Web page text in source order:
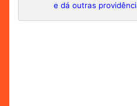
e dá outras